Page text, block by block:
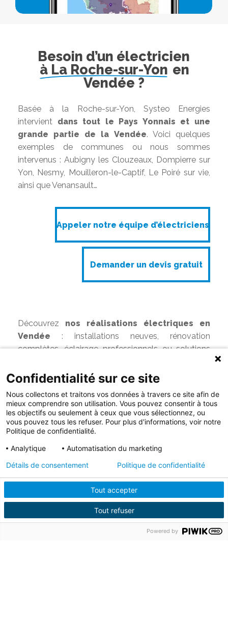
Besoin d’un électricien
à La Roche-sur-Yon en
Vendée ?
Basée à la Roche-sur-Yon, Systeo Energies
intervient dans tout le Pays Yonnais et une
grande partie de la Vendée. Voici quelques
exemples de communes ou nous sommes
intervenus : Aubigny les Clouzeaux, Dompierre sur
Yon, Nesmy, Mouilleron-le-Captif, Le Poiré sur vie,
ainsi que Venansault…
Appeler notre équipe d’électriciens
Appeler notre équipe d’électriciens
Demander un devis gratuit
Demander un devis gratuit
Découvrez nos réalisations électriques en
Vendée : installations neuves, rénovation
complètes, éclairage professionnels ou solutions
Confidentialité sur ce site
Nous collectons et traitons vos données à travers ce site afin de
mieux comprendre son utilisation. Vous pouvez consentir à tous
les objectifs ou seulement à ceux que vous sélectionnez, ou
vous pouvez tous les refuser. Pour plus d'informations, voir notre
Politique de confidentialité.
Analytique
Automatisation du marketing
Tout accepter
Tout refuser
Détails de consentement Politique de confidentialité
Powered by